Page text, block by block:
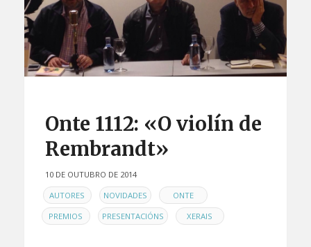
Onte 1112: «O violín de
Rembrandt»
10 DE OUTUBRO DE 2014
EN AUTORES , NOVIDADES , ONTE ,
PREMIOS , PRESENTACIÓNS , XERAIS